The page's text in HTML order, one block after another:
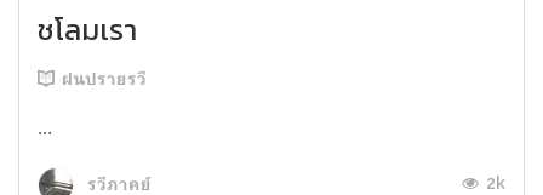
ชโลมเรา
ฝนปรายรวี
...
รวีภาคย์ 2k